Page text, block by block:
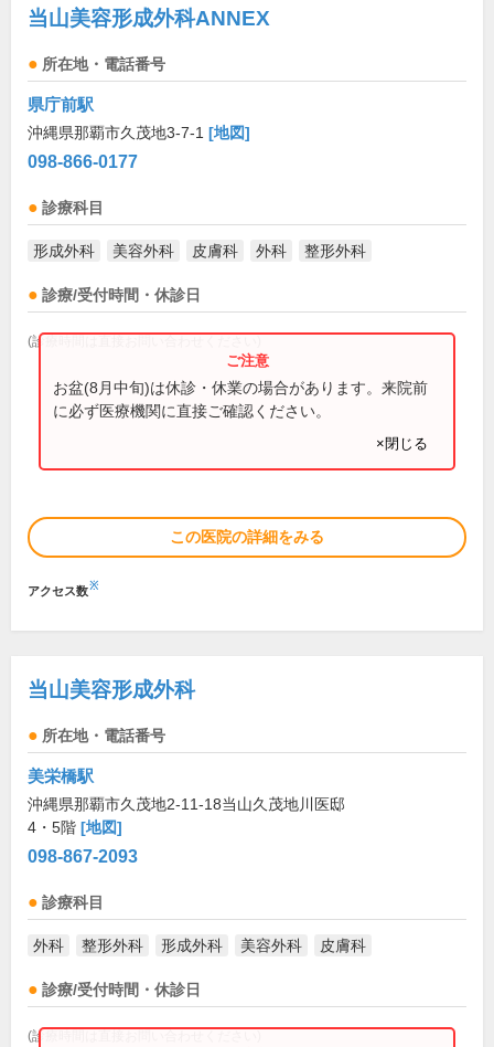
当山美容形成外科ANNEX
所在地・電話番号
県庁前駅
沖縄県那覇市久茂地3-7-1 [地図]
098-866-0177
診療科目
形成外科 美容外科 皮膚科 外科 整形外科
診療/受付時間・休診日
(診療時間は直接お問い合わせください)
お盆(8月中旬)は休診・休業の場合があります。来院前
に必ず医療機関に直接ご確認ください。
×閉じる
この医院の詳細をみる
アクセス数※
当山美容形成外科
所在地・電話番号
美栄橋駅
沖縄県那覇市久茂地2-11-18当山久茂地川医邸
4・5階 [地図]
098-867-2093
診療科目
外科 整形外科 形成外科 美容外科 皮膚科
診療/受付時間・休診日
(診療時間は直接お問い合わせください)